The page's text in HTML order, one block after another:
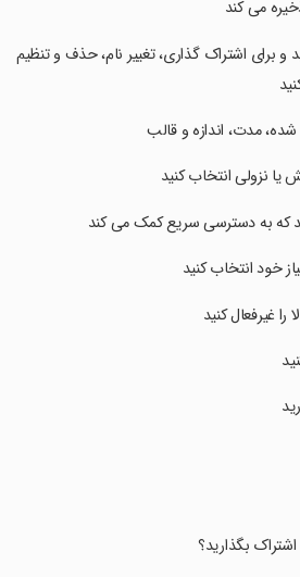
می کند
و برای اشتراک گذاری، تغییر نام، حذف و تنظیم
مدت، اندازه و قالب
یا نزولی انتخاب کنید
که به دسترسی سریع کمک می کند
خود انتخاب کنید
غیرفعال کنید
بگذارید؟